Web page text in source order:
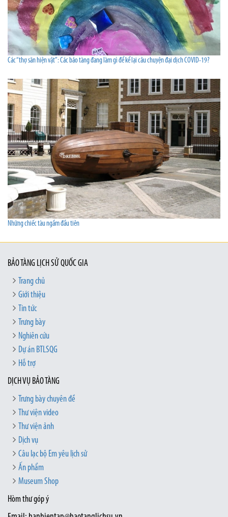
Các “thợ săn hiện vật”: Các bảo tàng đang làm gì để kể lại câu chuyện đại dịch COVID-19?
Những chiếc tàu ngầm đầu tiên
BẢO TÀNG LỊCH SỬ QUỐC GIA
Trang chủ
Giới thiệu
Tin tức
Trưng bày
Nghiên cứu
Dự án BTLSQG
Hỗ trợ
DỊCH VỤ BẢO TÀNG
Trưng bày chuyên đề
Thư viện video
Thư viện ảnh
Dịch vụ
Câu lạc bộ Em yêu lịch sử
Ấn phẩm
Museum Shop
Hòm thư góp ý